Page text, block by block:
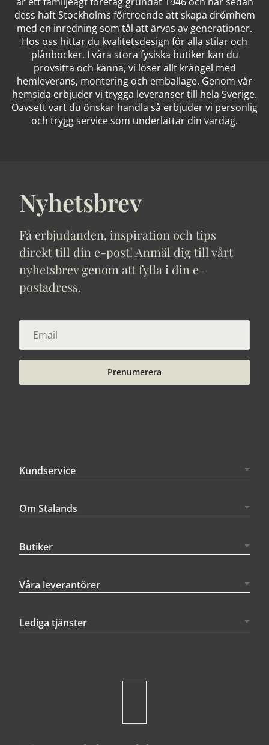
dess haft Stockholms förtroende att skapa drömhem
med en inredning som tål att ärvas av generationer.
Hos oss hittar du kvalitetsdesign för alla stilar och
plånböcker. I våra stora fysiska butiker kan du
provsitta och känna, vi löser allt krångel med
hemleverans, montering och emballage. Genom vår
hemsida erbjuder vi trygga leveranser till hela Sverige.
Oavsett vart du önskar handla så erbjuder vi personlig
och trygg service som underlättar din vardag.
Nyhetsbrev
Få erbjudanden, inspiration och tips
direkt till din e-post! Anmäl dig till vårt
nyhetsbrev genom att fylla i din e-
postadress.
Prenumerera
Kundservice
Om Stalands
Butiker
Våra leverantörer
Lediga tjänster